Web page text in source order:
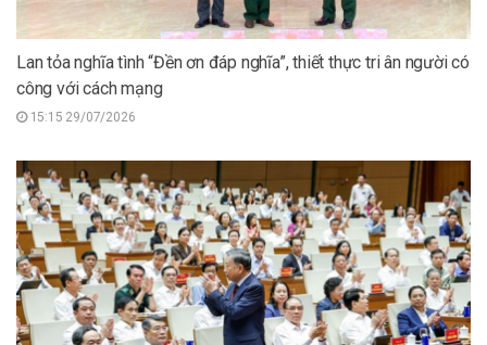
Lan tỏa nghĩa tình “Đền ơn đáp nghĩa”, thiết thực tri ân người có
công với cách mạng
15:15 29/07/2026